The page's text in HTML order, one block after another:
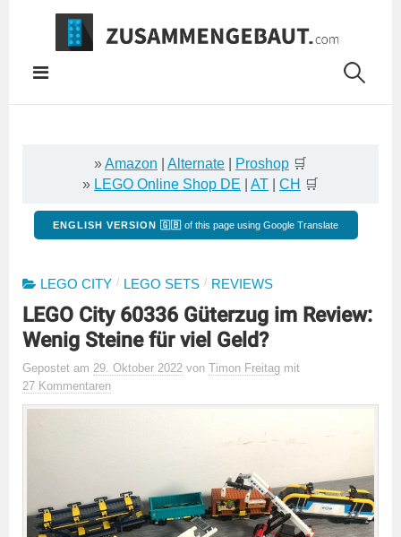
Springe
Inhalt
»Amazon Alternate Proshop 🛒
» LEGO Online Shop DE AT CH 🛒
ENGLISH VERSION 🇬🇧 of this page using Google Translate
LEGO CITY / LEGO SETS / REVIEWS
LEGO City 60336 Güterzug im Review:
Wenig Steine für viel Geld?
Gepostet am 29. Oktober 2022 von Timon Freitag mit
27 Kommentaren